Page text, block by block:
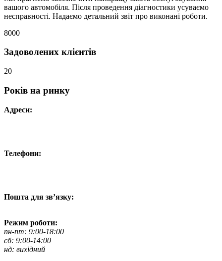
вашого автомобіля. Після проведення діагностики усуваємо
несправності. Надаємо детальний звіт про виконані роботи.
8000
Задоволених клієнтів
20
Років на ринку
Адреси:
Телефони:
Пошта для зв’язку:
Режим роботи:
пн-пт: 9:00-18:00
сб: 9:00-14:00
нд: вихідний